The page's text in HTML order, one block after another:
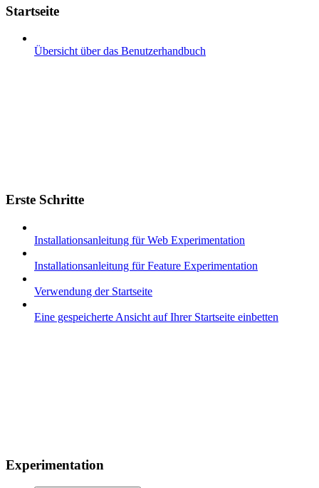
Startseite
Übersicht über das Benutzerhandbuch
Erste Schritte
Installationsanleitung für Web Experimentation
Installationsanleitung für Feature Experimentation
Verwendung der Startseite
Eine gespeicherte Ansicht auf Ihrer Startseite einbetten
Experimentation